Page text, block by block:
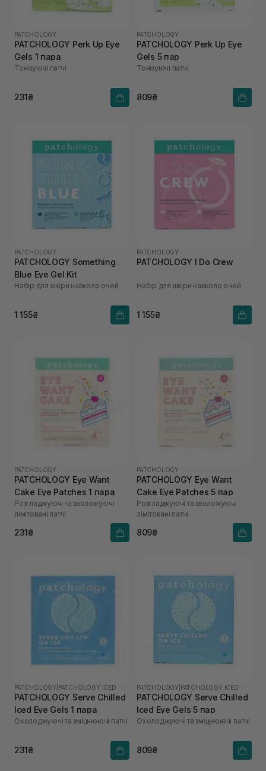
PATCHOLOGY
PATCHOLOGY Perk Up Eye
Gels 1 пара
Тонізуючі патчі
231₴
PATCHOLOGY
PATCHOLOGY Perk Up Eye
Gels 5 пар
Тонізуючі патчі
809₴
PATCHOLOGY
PATCHOLOGY Something
Blue Eye Gel Kit
Набір для шкіри навколо очей
1 155₴
PATCHOLOGY
PATCHOLOGY I Do Crew
Набір для шкіри навколо очей
1 155₴
PATCHOLOGY
PATCHOLOGY Eye Want
Cake Eye Patches 1 пара
Розгладжуючі та зволожуючі
лімітовані патчі
231₴
PATCHOLOGY
PATCHOLOGY Eye Want
Cake Eye Patches 5 пар
Розгладжуючі та зволожуючі
лімітовані патчі
809₴
PATCHOLOGY PATCHOLOGY ICED
PATCHOLOGY Serve Chilled
Iced Eye Gels 1 пара
Охолоджуючі та зміцнюючі патчі
231₴
PATCHOLOGY PATCHOLOGY ICED
PATCHOLOGY Serve Chilled
Iced Eye Gels 5 пар
Охолоджуючі та зміцнюючі патчі
809₴